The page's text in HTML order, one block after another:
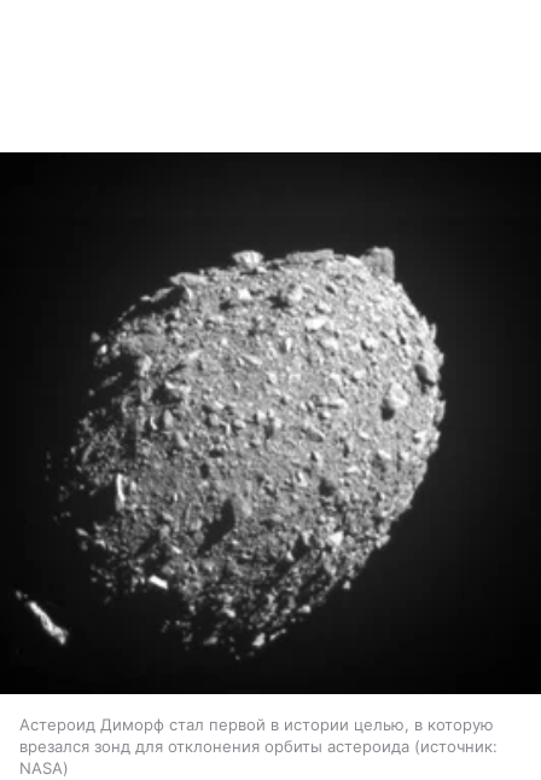
Астероид Диморф стал первой в истории целью, в которую
врезался зонд для отклонения орбиты астероида
источник:
NASA